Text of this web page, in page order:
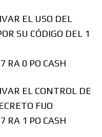
EL USO DEL
SU CÓDIGO DEL 1
RA 0 PO CASH
EL CONTROL DE
FIJO
RA 1 PO CASH